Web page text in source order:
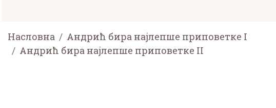
Насловна
Андрић бира најлепше приповетке I
Андрић бира најлепше приповетке II